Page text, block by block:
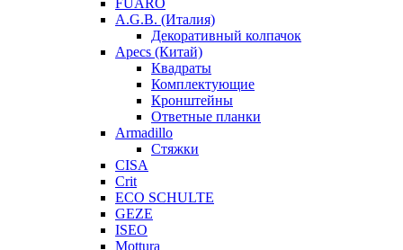
FUARO
A.G.B. (Италия)
Декоративный колпачок
Apecs (Китай)
Квадраты
Комплектующие
Кронштейны
Ответные планки
Armadillo
Стяжки
CISA
Crit
ECO SCHULTE
GEZE
ISEO
Mottura